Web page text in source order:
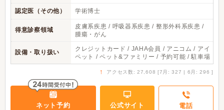
認定医（その他） 学術博士
得意診察領域
皮膚系疾患 / 呼吸器系疾患 / 整形外科系疾患 /
腫瘍・がん
設備・取り扱い
クレジットカード / JAHA会員 / アニコム / アイ
ペット / ペット&ファミリー / 予約可能 / 駐車場
↑ アクセス数: 27,608 [7月: 327 | 6月: 296 ]
ネット予約 公式サイト 電話